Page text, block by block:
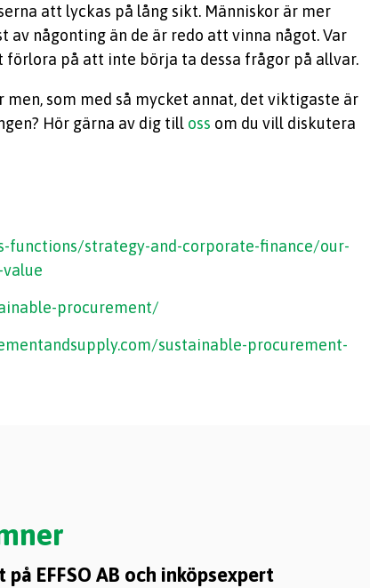
att lyckas på lång sikt. Människor är mer
någonting än de är redo att vinna något. Var
på att inte börja ta dessa frågor på allvar.
som med så mycket annat, det viktigaste är
Hör gärna av dig till oss om du vill diskutera
functions/strategy-and-corporate-finance/our-
procurement/
sustainable-procurement-
EFFSO AB och inköpsexpert